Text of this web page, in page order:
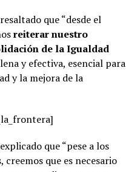
que “desde el
reiterar nuestro
de la Igualdad
y efectiva, esencial para
y la mejora de la
que “pese a los
creemos que es necesario